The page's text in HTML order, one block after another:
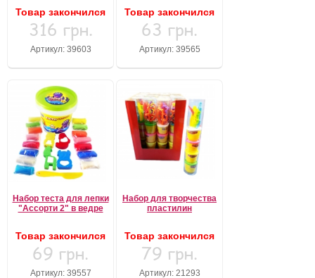
Товар закончился
316 грн.
Артикул: 39603
Товар закончился
63 грн.
Артикул: 39565
Набор теста для лепки
"Ассорти 2" в ведре
Товар закончился
69 грн.
Артикул: 39557
Набор для творчества
пластилин
Товар закончился
79 грн.
Артикул: 21293